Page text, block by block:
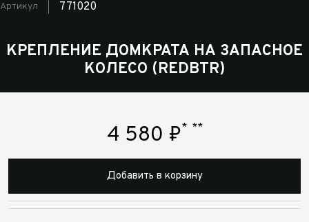
Артикул 771020
КРЕПЛЕНИЕ ДОМКРАТА НА ЗАПАСНОЕ
КОЛЕСО (REDBTR)
4 580 ₽* **
Добавить в корзину